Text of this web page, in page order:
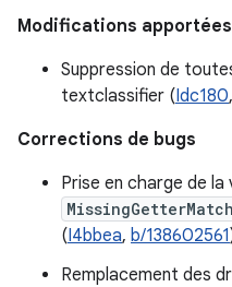
Modifications apportées
Suppression de
textclassifier (Idc180,
Corrections de bugs
Prise en charge de
(I4bbea, b/138602561
Remplacement des